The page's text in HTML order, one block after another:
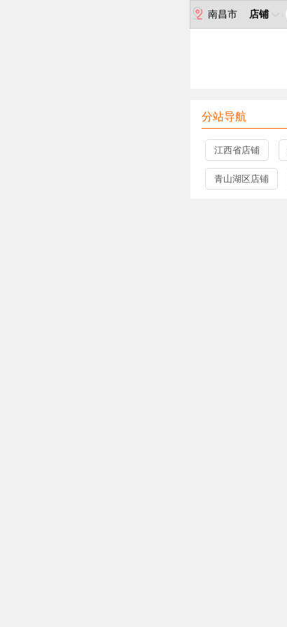
南昌市 店铺
分站导航
江西省店铺
青山湖区店铺